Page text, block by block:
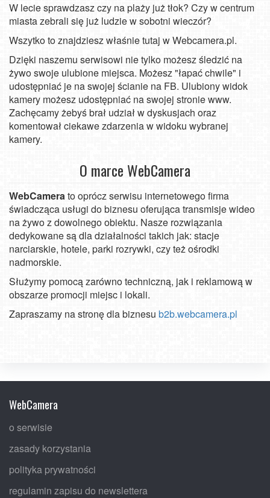
W lecie sprawdzasz czy na plaży już tłok? Czy w centrum
miasta zebrali się już ludzie w sobotni wieczór?
Wszytko to znajdziesz właśnie tutaj w Webcamera.pl.
Dzięki naszemu serwisowi nie tylko możesz śledzić na
żywo swoje ulubione miejsca. Możesz "łapać chwile" i
udostępniać je na swojej ścianie na FB. Ulubiony widok
kamery możesz udostępniać na swojej stronie www.
Zachęcamy żebyś brał udział w dyskusjach oraz
komentował ciekawe zdarzenia w widoku wybranej
kamery.
O marce WebCamera
WebCamerato oprócz serwisu internetowego firma
świadcząca usługi do biznesu oferująca transmisje wideo
na żywo z dowolnego obiektu. Nasze rozwiązania
dedykowane są dla działalności takich jak: stacje
narciarskie, hotele, parki rozrywki, czy też ośrodki
nadmorskie.
Służymy pomocą zarówno techniczną, jak i reklamową w
obszarze promocji miejsc i lokali.
Zapraszamy na stronę dla biznesu b2b.webcamera.pl
WebCamera
o serwisie
zasady korzystania
polityka prywatności
regulamin zapisu do newslettera